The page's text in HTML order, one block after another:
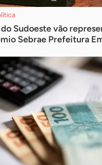
Sudoeste vão
Sebrae Prefeitura